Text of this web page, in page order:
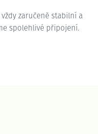
zaručeně stabilní a
spolehlivé připojení.